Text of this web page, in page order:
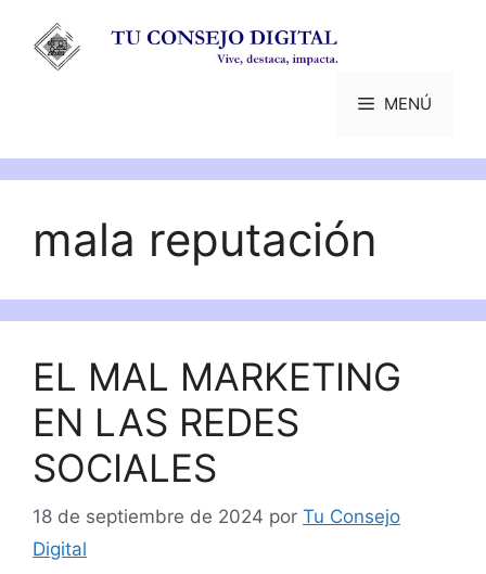
contenido
MENÚ
mala reputación
EL MAL MARKETING
EN LAS REDES
SOCIALES
18 de septiembre de 2024 por Tu Consejo
Digital